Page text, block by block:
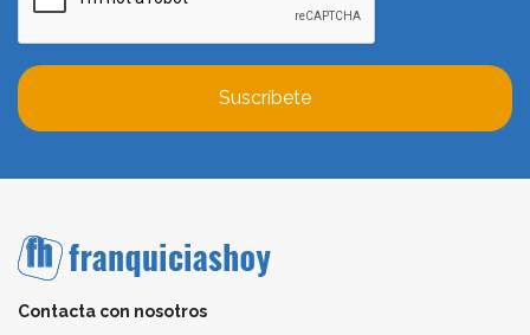
Suscríbete
Contacta con nosotros